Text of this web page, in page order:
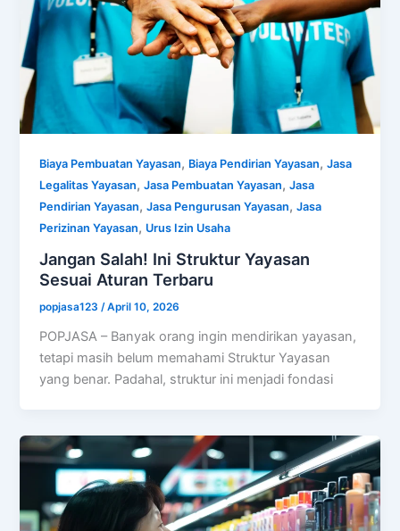
Biaya Pembuatan Yayasan, Biaya Pendirian Yayasan,Jasa
Legalitas Yayasan,Jasa Pembuatan Yayasan,Jasa
Pendirian Yayasan,Jasa Pengurusan Yayasan,Jasa
Perizinan Yayasan, Urus Izin Usaha
Jangan Salah! Ini Struktur Yayasan
Sesuai Aturan Terbaru
popjasa123/April 10, 2026
POPJASA – Banyak orang ingin mendirikan yayasan,
tetapi masih belum memahami Struktur Yayasan
yang benar. Padahal, struktur ini menjadi fondasi